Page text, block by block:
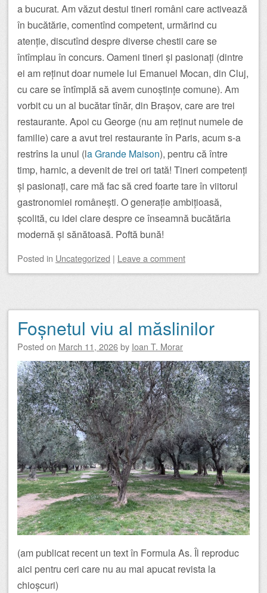
a bucurat. Am văzut destui tineri români care activează
în bucătărie, comentînd competent, urmărind cu
atenție, discutînd despre diverse chestii care se
întîmplau în concurs. Oameni tineri și pasionați (dintre
ei am reținut doar numele lui Emanuel Mocan, din Cluj,
cu care se întîmplă să avem cunoștințe comune). Am
vorbit cu un al bucătar tînăr, din Brașov, care are trei
restaurante. Apoi cu George (nu am reținut numele de
familie) care a avut trei restaurante în Paris, acum s-a
restrîns la unul (la Grande Maison), pentru că între
timp, harnic, a devenit de trei ori tată! Tineri competenți
și pasionați, care mă fac să cred foarte tare în viitorul
gastronomiei românești. O generație ambițioasă,
școlită, cu idei clare despre ce înseamnă bucătăria
modernă și sănătoasă. Poftă bună!
Posted in Uncategorized | Leave a comment
Foșnetul viu al măslinilor
Posted on March 11, 2026by Ioan T. Morar
(am publicat recent un text în Formula As. Îl reproduc
aici pentru ceri care nu au mai apucat revista la
chioșcuri)